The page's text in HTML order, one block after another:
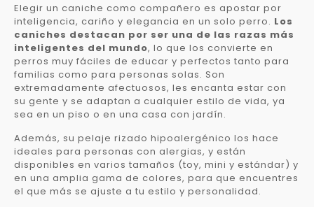
Elegir un caniche como compañero es apostar por
inteligencia, cariño y elegancia en un solo perro. Los
caniches destacan por ser una de las razas más
inteligentes del mundo, lo que los convierte en
perros muy fáciles de educar y perfectos tanto para
familias como para personas solas. Son
extremadamente afectuosos, les encanta estar con
su gente y se adaptan a cualquier estilo de vida, ya
sea en un piso o en una casa con jardín.
Además, su pelaje rizado hipoalergénico los hace
ideales para personas con alergias, y están
disponibles en varios tamaños (toy, mini y estándar) y
en una amplia gama de colores, para que encuentres
el que más se ajuste a tu estilo y personalidad.